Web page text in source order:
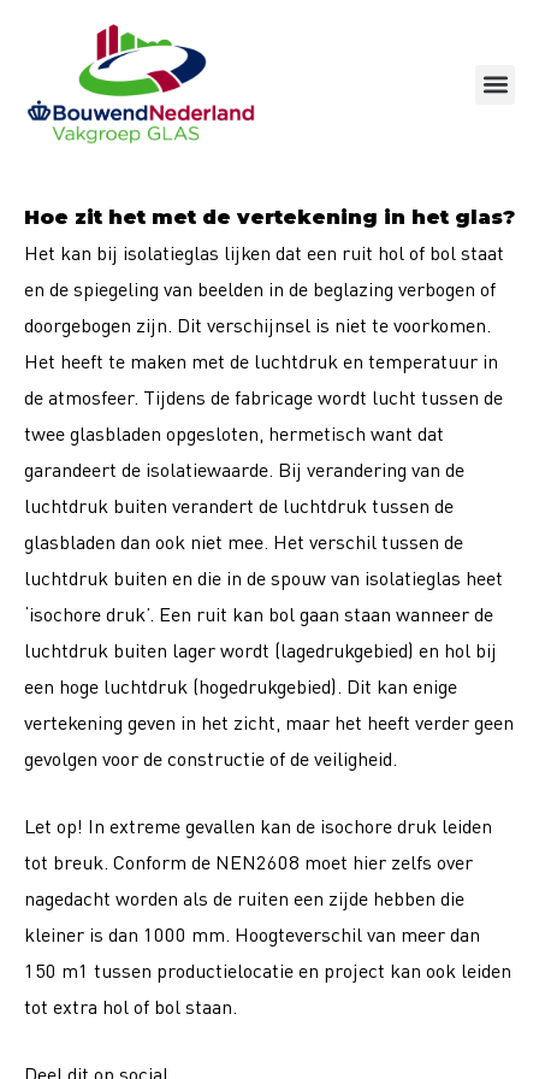
inhoud
Hoe zit het met de vertekening in het glas?
Het kan bij isolatieglas lijken dat een ruit hol of bol staat
en de spiegeling van beelden in de beglazing verbogen of
doorgebogen zijn. Dit verschijnsel is niet te voorkomen.
Het heeft te maken met de luchtdruk en temperatuur in
de atmosfeer. Tijdens de fabricage wordt lucht tussen de
twee glasbladen opgesloten, hermetisch want dat
garandeert de isolatiewaarde. Bij verandering van de
luchtdruk buiten verandert de luchtdruk tussen de
glasbladen dan ook niet mee. Het verschil tussen de
luchtdruk buiten en die in de spouw van isolatieglas heet
‘isochore druk’. Een ruit kan bol gaan staan wanneer de
luchtdruk buiten lager wordt (lagedrukgebied) en hol bij
een hoge luchtdruk (hogedrukgebied). Dit kan enige
vertekening geven in het zicht, maar het heeft verder geen
gevolgen voor de constructie of de veiligheid.
Let op! In extreme gevallen kan de isochore druk leiden
tot breuk. Conform de NEN2608 moet hier zelfs over
nagedacht worden als de ruiten een zijde hebben die
kleiner is dan 1000 mm. Hoogteverschil van meer dan
150 m1 tussen productielocatie en project kan ook leiden
tot extra hol of bol staan.